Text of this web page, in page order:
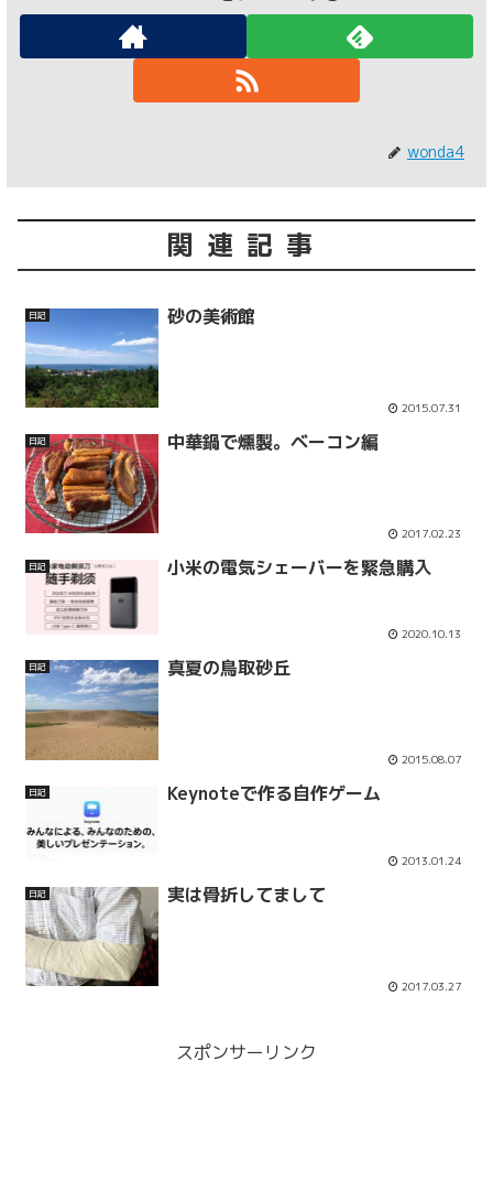
wonda4
関連記事
日記 砂の美術館
2015.07.31
日記 中華鍋で燻製。ベーコン編
2017.02.23
日記 小米の電気シェーバーを緊急購入
2020.10.13
日記 真夏の鳥取砂丘
2015.08.07
日記 Keynoteで作る自作ゲーム
2013.01.24
日記 実は骨折してまして
2017.03.27
スポンサーリンク